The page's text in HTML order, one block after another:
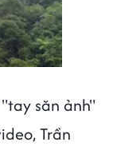
săn ảnh"
Trần